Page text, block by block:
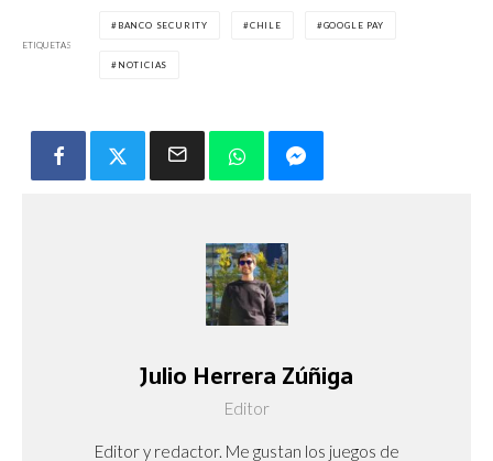
ETIQUETAS
BANCO SECURITY CHILE GOOGLE PAY
NOTICIAS
Julio Herrera Zúñiga
Editor
Editor y redactor. Me gustan los juegos de